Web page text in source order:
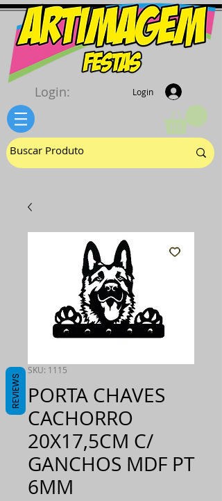
Login
Login:
SKU: 1115
PORTA CHAVES
CACHORRO
20X17,5CM C/
GANCHOS MDF PT
6MM
REVIEWS